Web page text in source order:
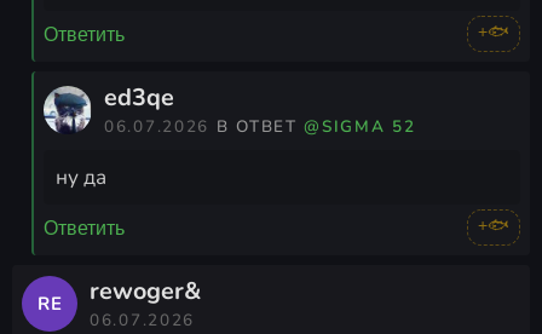
Ответить +🐟
ed3qe
06.07.2026 В ОТВЕТ@SIGMA 52
ну да
Ответить +🐟
RE rewoger&
06.07.2026